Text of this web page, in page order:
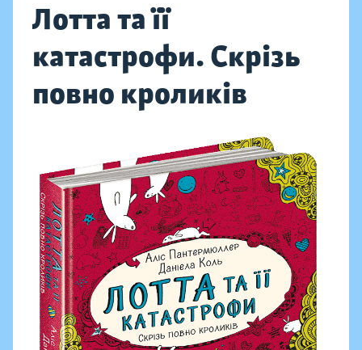
Лотта та її
катастрофи. Скрізь
повно кроликів